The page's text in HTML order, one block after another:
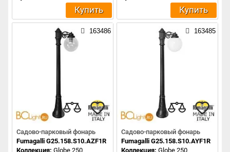
Купить Купить
163486
Садово-парковый фонарь
Fumagalli G25.158.S10.AZF1R
Коллекция: Globe 250
163485
Садово-парковый фонарь
Fumagalli G25.158.S10.AYF1R
Коллекция: Globe 250